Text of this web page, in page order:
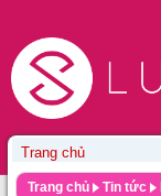
Trang chủ Tin tức